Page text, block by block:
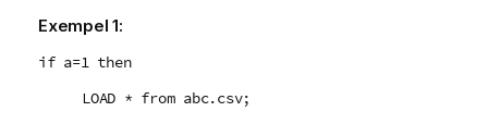
Exempel 1:
if a=1 then
LOAD * from abc.csv;